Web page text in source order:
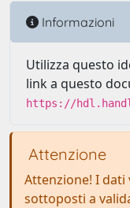
Informazioni
Utilizza questo
link a questo
https://
Attenzione
Attenzione! I dati
sottoposti a